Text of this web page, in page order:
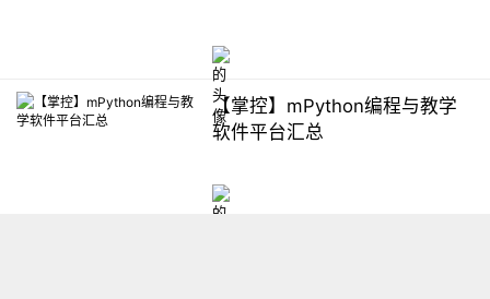
【掌控】mPython编程与教学
软件平台汇总